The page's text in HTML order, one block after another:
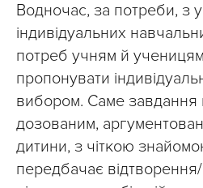
Водночас, за потреби, з
індивідуальних
потреб учням й
пропонувати
вибором. Саме завдання
дозованим,
дитини, з чіткою
передбачає